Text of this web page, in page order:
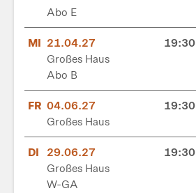
Abo E
MI 21.04.27
19:30
Großes Haus
Abo B
FR 04.06.27
19:30
Großes Haus
DI 29.06.27
19:30
Großes Haus
W-GA